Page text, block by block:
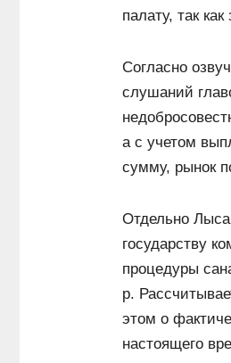
палату, так
Согласно
слушаний
а с учетом
сумму, рынок
Отдельно
государству
процедуры
р.
этом о
настоящего